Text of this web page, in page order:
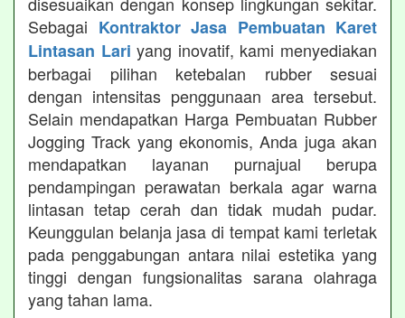
Sebagai Kontraktor Jasa Pembuatan Karet
Lintasan Lari yang inovatif, kami menyediakan
berbagai pilihan ketebalan rubber sesuai
dengan intensitas penggunaan area tersebut.
Selain mendapatkan Harga Pembuatan Rubber
Jogging Track yang ekonomis, Anda juga akan
mendapatkan layanan purnajual berupa
pendampingan perawatan berkala agar warna
lintasan tetap cerah dan tidak mudah pudar.
Keunggulan belanja jasa di tempat kami terletak
pada penggabungan antara nilai estetika yang
tinggi dengan fungsionalitas sarana olahraga
yang tahan lama.